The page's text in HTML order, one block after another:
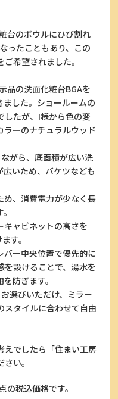
台のボウルにひび割れ
ったこともあり、この
希望されました。
品の洗面化粧台BGAを
ました。ショールームの
したが、I様から色の変
ラーのナチュラルウッド
がら、底面積が広い洗
いため、バケツなども
め、消費電力が少なく長
キャビネットの高さを
す。
バー中央位置で優先的に
を設けることで、湯水を
防ぎます。
選びいただけ、ミラー
スタイルに合わせて自由
えでしたら「住まい工房
い。
の税込価格です。